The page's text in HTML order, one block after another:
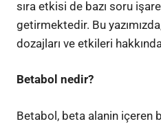
sıra etkisi de bazı soru
getirmektedir. Bu
dozajları ve etkileri
Betabol nedir?
Betabol, beta alanin içeren